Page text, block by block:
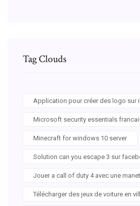
Tag Clouds
Application pour créer des logo sur
Microsoft security essentials
Minecraft for windows 10 server
Solution can you escape 3 sur
Jouer a call of duty 4 avec une
Télécharger des jeux de voiture en